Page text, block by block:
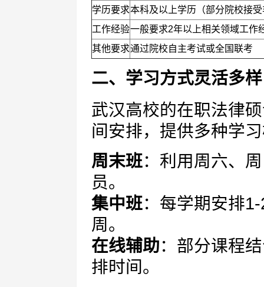
学历要求本科及以上学历（部分院校接
工作经验一般要求2年以上相关领域工作
其他要求通过院校自主考试或全国联考
二、学习方式灵活多样
武汉高校的在职法律
间安排，提供多种学
周末班：利用周六、
员。
集中班：每学期安排
周。
在线辅助：部分课程
排时间。